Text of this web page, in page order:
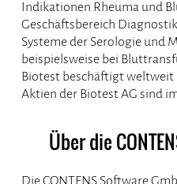
Indikationen Rheuma und
Geschäftsbereich
Systeme der Serologie und
beispielsweise bei
Biotest beschäftigt weltweit
Aktien der Biotest AG sind
Über die
Die CONTENS Software